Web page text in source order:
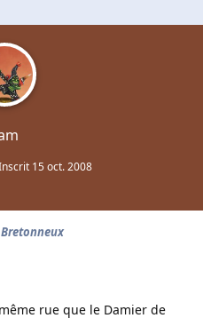
15 oct. 2008
rue que le Damier de